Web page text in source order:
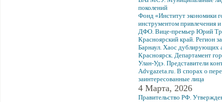
поколений
Фонд «Институт экономики
инструментом привлечения
ДФО. Вице-премьер Юрий
Красноярский край. Регион
Барнаул. Хаос дублирующих
Красноярск. Департамент
Улaн-Удэ. Пpeдcтaвитeли
Advgazeta.ru. В спорах о
заинтересованные лица
4 Марта, 2026
Правительство РФ.